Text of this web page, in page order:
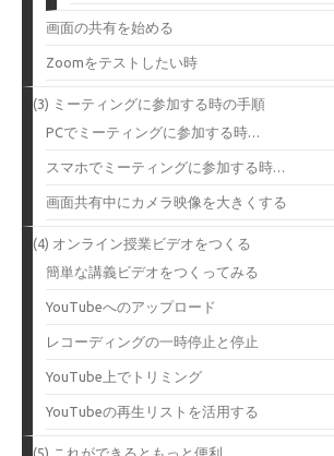
画面の共有を始める
Zoomをテストしたい時
(3) ミーティングに参加する時の手順
PCでミーティングに参加する時…
スマホでミーティングに参加する時…
画面共有中にカメラ映像を大きくする
(4) オンライン授業ビデオをつくる
簡単な講義ビデオをつくってみる
YouTubeへのアップロード
レコーディングの一時停止と停止
YouTube上でトリミング
YouTubeの再生リストを活用する
(5) これができるともっと便利